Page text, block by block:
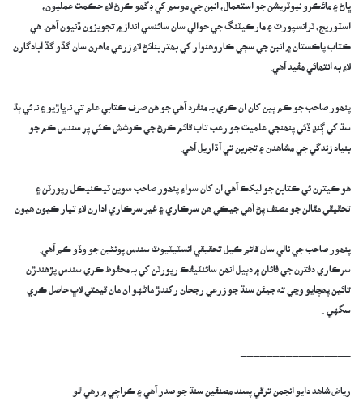
ڀاڻ ۽ مائڪرو نيوٽريشن جو استعمال، انبن جي موسم کي ڊگھو ڪرڻ لاءِ حڪمت عمليون،
اسٽوريج، ٽرانسپورٽ ۽ مارڪيٽنگ جي حوالي سان سائنسي انداز ۾ تجويزون ڏنيون آھن. ھي
ڪتاب پاڪستان ۾ انبن جي سڄي ڪاروھنوار کي بھتر بنائڻ لاءِ زرعي ماهرن سان گڏو گڏ آبادگارن
لاءِ به انتھائي مفيد آهي.
‎پنھور صاحب جو ڪم ٻين کان ان ڪري بہ منفرد آھي جو ھن صرف ڪتابي علم تي نہ ڀاڙيو ۽ نہ ئي ٻڌ
سڌ کي ڳنڍ ڏئي پنھنجي علميت جو رعب تاب قائم ڪرڻ جي ڪوشش ڪئي پر سندس ڪم جو
بنياد زندگي جي مشاھدن ۽ تجربن تي آڌاريل آھي.
‎ھو ڪيترن ئي ڪتابن جو ليکڪ آھي ان کان سواءِ پنھور صاحب سوين ٽيڪنيڪل رپورٽن ۽
تحقيقي مقالن جو مصنف پڻ آھي جيڪي ھن سرڪاري ۽ غير سرڪاري ادارن لاءِ تيار ڪيون ھيون.
‎پنھور صاحب جي نالي سان قائم ڪيل تحقيقي انسٽيٽيوٽ سندس پونئين جو وڏو ڪم آھي.
سرڪاري دفترن جي فائلن ۾ دٻيل انھن سائنٽيفڪ رپورٽن کي بہ محفوظ ڪري سندس پڙهندڙن
تائين پھچايو وڃي ته جيئن سنڌ جو زرعي رجحان رکندڙ ماڻهو ان مان قيمتي لاڀ حاصل ڪري
سگهي۔
رياض شاھد دايو انجمن ترقي پسند مصنفين سنڌ جو صدر آهي ۽ ڪراچي ۾ رھي ٿو